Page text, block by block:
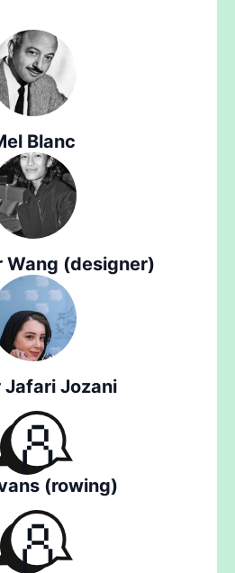
Blanc
Wang (designer)
Jafari Jozani
(rowing)